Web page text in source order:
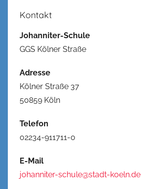
Kontakt
Johanniter-Schule
GGS Kölner Straße
Adresse
Kölner Straße 37
50859 Köln
Telefon
02234-911711-0
E-Mail
johanniter-schule@stadt-koeln.de